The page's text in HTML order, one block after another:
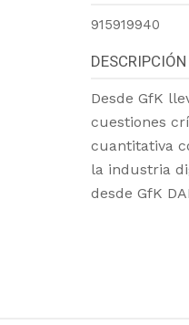
915919940
DESCRIPCIÓN
Desde GfK
cuestiones
cuantitativa
la industria
desde GfK